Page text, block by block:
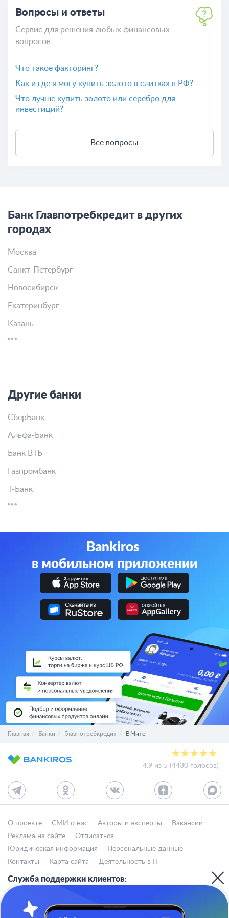
правления Азиатско-Тихоокеанского банка
Льготы детям-инвалидам в 2026 году: полный
перечень для родителей
Все термины и понятия
Вопросы и ответы
Сервис для решения любых финансовых
вопросов
Что лучше купить золото или серебро для
Банк Главпотребкредит в других
Новосибирск
Екатеринбург
Казань
СберБанк
Банк ВТБ
Газпромбанк
Bankiros
в мобильном приложении
Главная Банки Главпотребкредит В Чите
4.9 из 5 (4430 голосов)